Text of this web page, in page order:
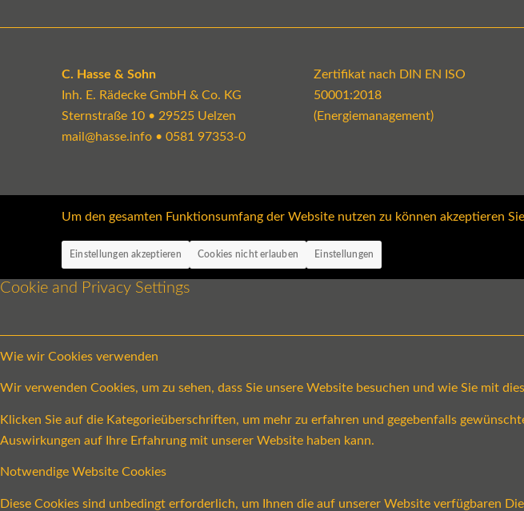
C. Hasse & Sohn
Inh. E. Rädecke GmbH & Co. KG
Sternstraße 10 • 29525 Uelzen
mail@hasse.info• 0581 97353-0
Zertifikat nach DIN EN ISO
50001:2018
(Energiemanagement)
Um den gesamten Funktionsumfang der Website nutzen zu können akzeptieren
Einstellungen akzeptieren Cookies nicht erlauben Einstellungen
Cookie and Privacy Settings
Wie wir Cookies verwenden
Wir verwenden Cookies, um zu sehen, dass Sie unsere Website besuchen und wie Sie mit
Klicken Sie auf die Kategorieüberschriften, um mehr zu erfahren und gegebenfalls
Auswirkungen auf Ihre Erfahrung mit unserer Website haben kann.
Notwendige Website Cookies
Diese Cookies sind unbedingt erforderlich, um Ihnen die auf unserer Website verfügbaren